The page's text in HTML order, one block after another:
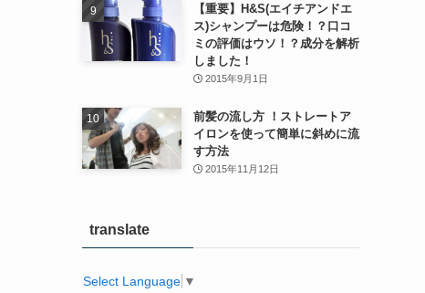
【重要】H&S(エイチアンドエ
ス)シャンプーは危険！？口コ
ミの評価はウソ！？成分を解析
しました！
2015年9月1日
前髪の流し方 ！ストレートア
イロンを使って簡単に斜めに流
す方法
2015年11月12日
translate
Select Language ▼